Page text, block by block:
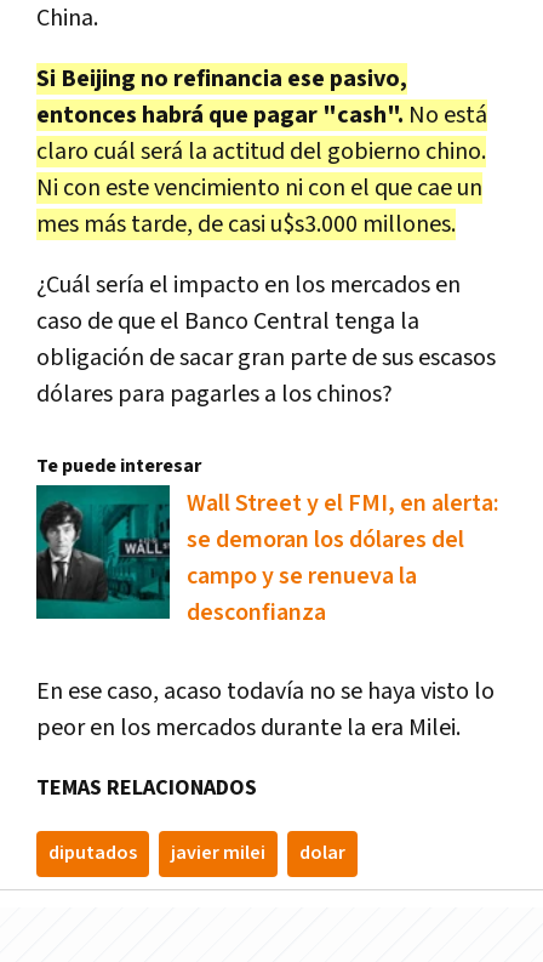
China.
Si Beijing no refinancia ese pasivo,
entonces habrá que pagar "cash". No está
claro cuál será la actitud del gobierno chino.
Ni con este vencimiento ni con el que cae un
mes más tarde, de casi u$s3.000 millones.
¿Cuál sería el impacto en los mercados en
caso de que el Banco Central tenga la
obligación de sacar gran parte de sus escasos
dólares para pagarles a los chinos?
Te puede interesar
Wall Street y el FMI, en alerta:
se demoran los dólares del
campo y se renueva la
desconfianza
En ese caso, acaso todavía no se haya visto lo
peor en los mercados durante la era Milei.
TEMAS RELACIONADOS
diputados javier milei dolar